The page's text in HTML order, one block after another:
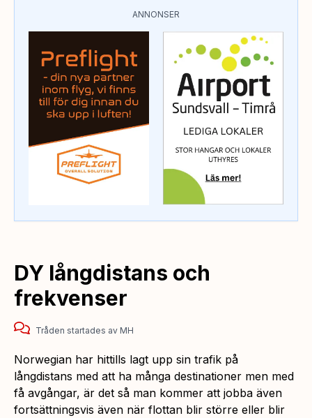
ANNONSER
DY långdistans och
frekvenser
Tråden startades av MH
Norwegian har hittills lagt upp sin trafik på
långdistans med att ha många destinationer men med
få avgångar, är det så man kommer att jobba även
fortsättningsvis även när flottan blir större eller blir